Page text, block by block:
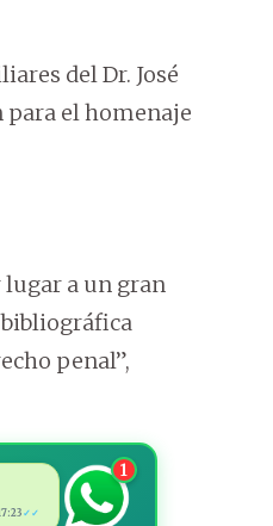
del Dr. José
para el homenaje
lugar a un gran
bibliográfica
penal”,
✓✓
1